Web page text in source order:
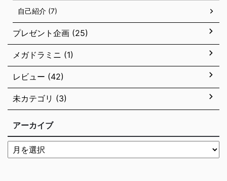
自己紹介 (7)
プレゼント企画 (25)
メガドラミニ (1)
レビュー (42)
未カテゴリ (3)
アーカイブ